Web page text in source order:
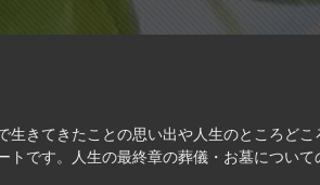
きてきたことの思い出や人生のところど
です。人生の最終章の葬儀・お墓について